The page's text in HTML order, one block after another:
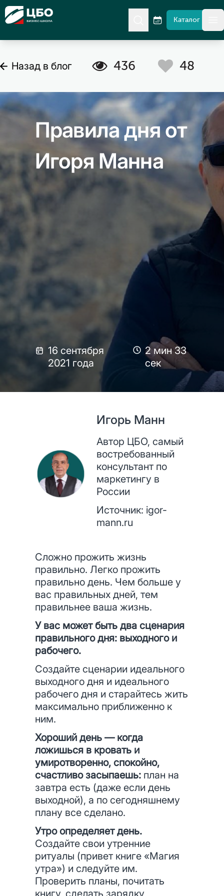
CBO
Каталог
Назад в блог A 436 C 48
Правила дня от
Игоря Манна
16 сентября
2021 года
2 мин 33
сек
Игорь Манн
Автор ЦБО, самый
востребованный
консультант по
маркетингу в
России
Источник: igor-
mann.ru
Сложно прожить жизнь
правильно. Легко прожить
правильно день. Чем больше у
вас правильных дней, тем
правильнее ваша жизнь.
У вас может быть два сценария
правильного дня: выходного и
рабочего.
Создайте сценарии идеального
выходного дня и идеального
рабочего дня и старайтесь жить
максимально приближенно к
ним.
Хороший день — когда
ложишься в кровать и
умиротворенно, спокойно,
счастливо засыпаешь: план на
завтра есть (даже если день
выходной), а по сегодняшнему
плану все сделано.
Утро определяет день.
Создайте свои утренние
ритуалы (привет книге «Магия
утра») и следуйте им.
Проверить планы, почитать
книгу, сделать зарядку,